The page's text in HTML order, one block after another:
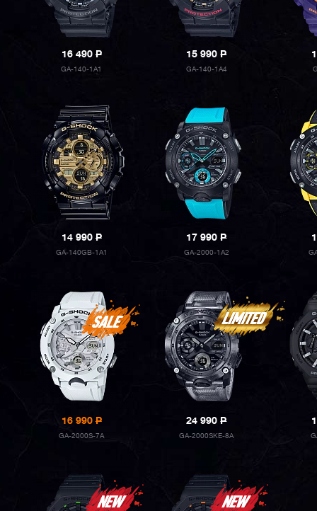
16 490P
GA-140-1A1
15 990P
GA-140-1A4
14 990P
GA-140GB-1A1
17 990P
GA-2000-1A2
16 990P
GA-2000S-7A
24 990P
GA-2000SKE-8A